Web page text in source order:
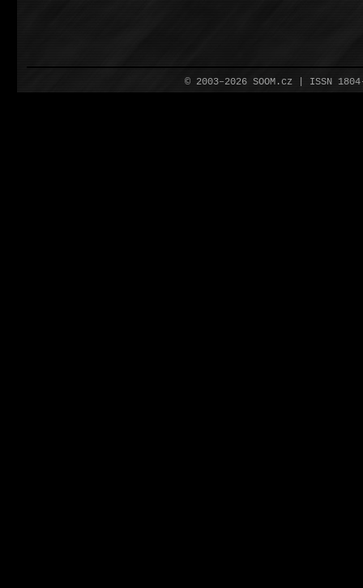
© 2003–2026 SOOM.cz | ISSN